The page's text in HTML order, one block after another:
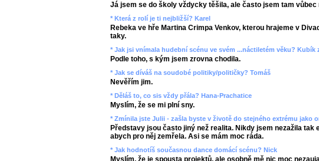
Já jsem se do školy vždycky těšila, ale často jsem tam vůbec
* Která z rolí je ti nejbližší? Karel
Rebeka ve hře Martina Crimpa Venkov, kterou hrajeme v
taky.
* Jak jsi vnímala hudební scénu ve svém ...náctiletém věku? Kubík
Podle toho, s kým jsem zrovna chodila.
* Jak se díváš na soudobé politiky/političky? Tomáš
Nevěřím jim.
* Děláš to, co sis vždy přála? Hana-Prachatice
Myslím, že se mi plní sny.
* Zmínila jste Julii - zašla byste v životě do stejného extrému jako
Představy jsou často jiný než realita. Nikdy jsem nezažila tak
abych pro něj zemřela. Asi se mám moc ráda.
* Jak hodnotíš současnou dance domácí scénu? Nick